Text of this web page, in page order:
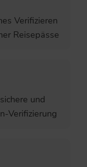
Verifizieren
Reisepässe
und
Verifizierung